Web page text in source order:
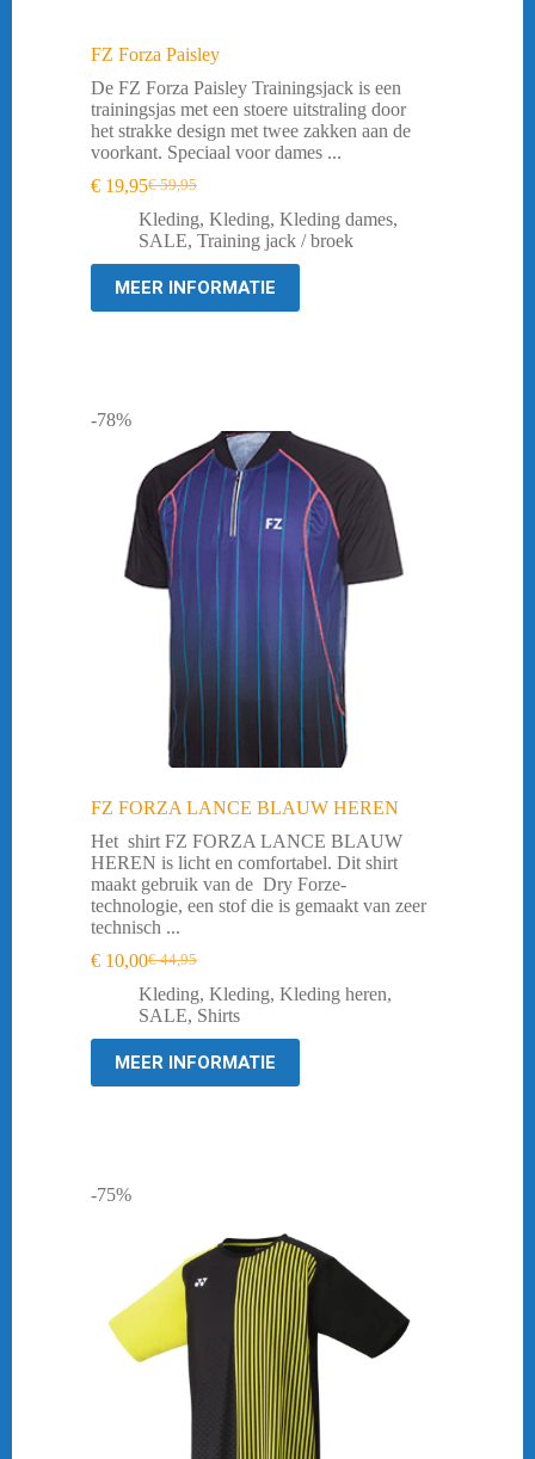
FZ Forza Paisley
De FZ Forza Paisley Trainingsjack is een
trainingsjas met een stoere uitstraling door
het strakke design met twee zakken aan de
voorkant. Speciaal voor dames ...
€59,95
Oorspronkelijke
prijs
was:
€ 19,95Huidige
prijs
is:
Kleding, Kleding, Kleding dames,
SALE, Training jack / broek
MEER INFORMATIE
-78%
FZ FORZA LANCE BLAUW HEREN
Het shirt FZ FORZA LANCE BLAUW
HEREN is licht en comfortabel. Dit shirt
maakt gebruik van de Dry Forze-
technologie, een stof die is gemaakt van zeer
technisch ...
€44,95
Oorspronkelijke
prijs
was:
€ 10,00Huidige
prijs
is:
Kleding, Kleding, Kleding heren,
SALE, Shirts
MEER INFORMATIE
-75%